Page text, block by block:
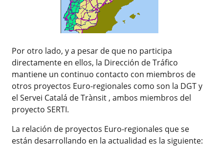
Por otro lado, y a pesar de que no participa
directamente en ellos, la Dirección de Tráfico
mantiene un continuo contacto con miembros de
otros proyectos Euro-regionales como son la DGT y
el Servei Catalá de Trànsit , ambos miembros del
proyecto SERTI.
La relación de proyectos Euro-regionales que se
están desarrollando en la actualidad es la siguiente: